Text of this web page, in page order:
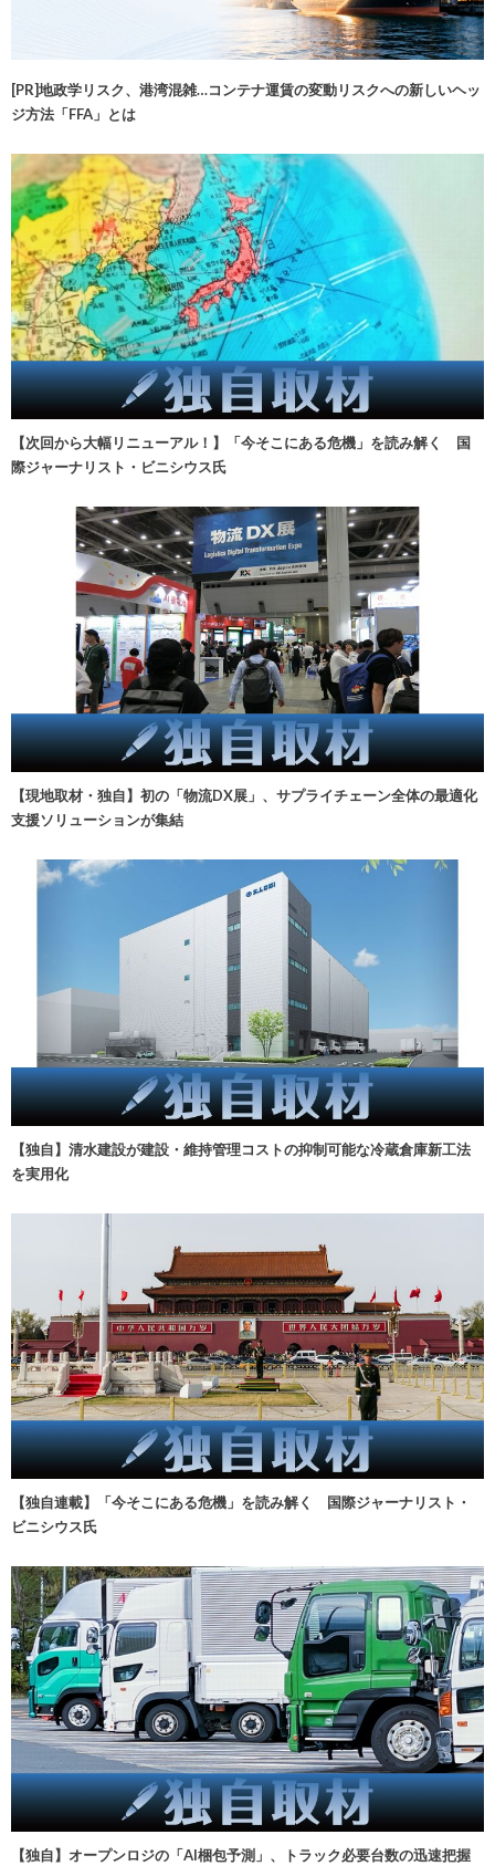
[PR]地政学リスク、港湾混雑…コンテナ運賃の変動リスクへの新しいヘッ
ジ方法「FFA」とは
【次回から大幅リニューアル！】「今そこにある危機」を読み解く 国
際ジャーナリスト・ビニシウス氏
【現地取材・独自】初の「物流DX展」、サプライチェーン全体の最適化
支援ソリューションが集結
【独自】清水建設が建設・維持管理コストの抑制可能な冷蔵倉庫新工法
を実用化
【独自連載】「今そこにある危機」を読み解く 国際ジャーナリスト・
ビニシウス氏
【独自】オープンロジの「AI梱包予測」、トラック必要台数の迅速把握